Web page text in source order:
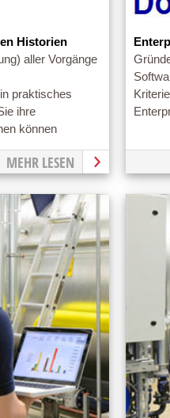
Historien
aller Vorgänge
praktisches
ihre
können
MEHR LESEN